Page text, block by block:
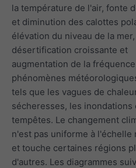
la température de l'air, fonte
et diminution des calottes
élévation du niveau de la mer,
désertification croissante et
augmentation de la
phénomènes
tels que les vagues de
sécheresses, les inondations
tempêtes. Le changement
n'est pas uniforme à l'échelle
et touche certaines régions
d'autres. Les diagrammes